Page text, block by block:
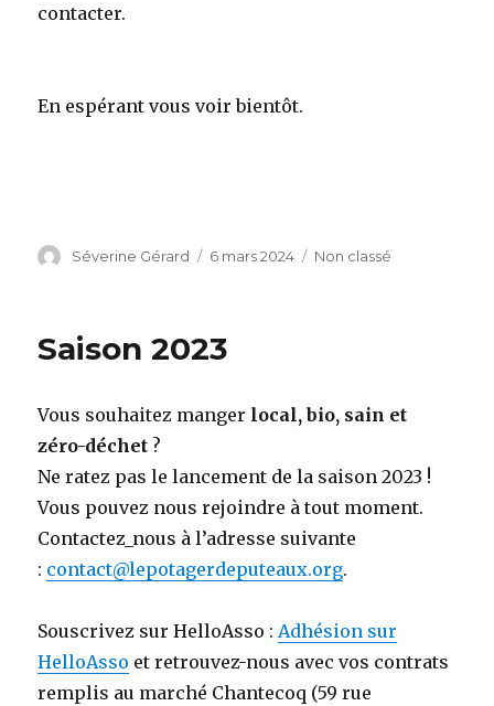
contacter.
En espérant vous voir bientôt.
Auteur
Séverine Gérard
Publié
6 mars 2024 Catégories
Non classé
Saison 2023
Vous souhaitez manger local, bio, sain et
zéro-déchet ?
Ne ratez pas le lancement de la saison 2023 !
Vous pouvez nous rejoindre à tout moment.
Contactez_nous à l’adresse suivante
: contact@lepotagerdeputeaux.org.
Souscrivez sur HelloAsso :Adhésion sur
HelloAsso et retrouvez-nous avec vos contrats
remplis au marché Chantecoq (59 rue